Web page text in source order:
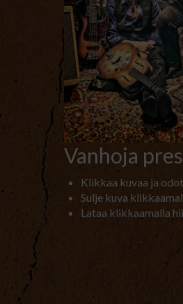
Vanhoja
Klikkaa kuvaa ja
Sulje kuva
Lataa klikkaamalla